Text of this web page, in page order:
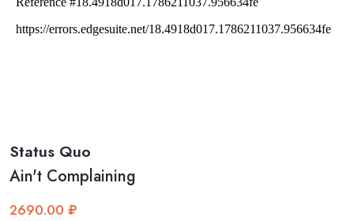
Status Quo
Ain't Complaining
2690.00 ₽